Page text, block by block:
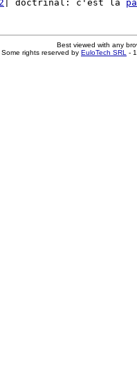
| doctrinal: c'est la
Best viewed with any
rights reserved by EuloTech SRL -